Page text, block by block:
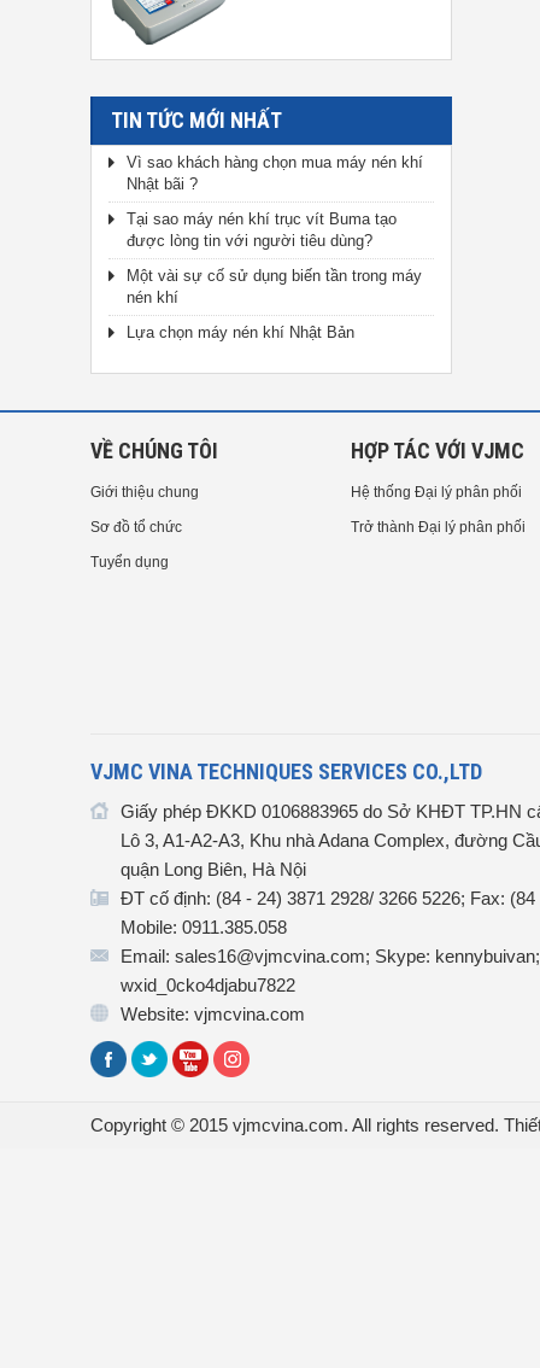
TIN TỨC MỚI NHẤT
Vì sao khách hàng chọn mua máy nén khí
Nhật bãi ?
Tại sao máy nén khí trục vít Buma tạo
được lòng tin với người tiêu dùng?
Một vài sự cố sử dụng biến tần trong máy
nén khí
Lựa chọn máy nén khí Nhật Bản
VỀ CHÚNG TÔI
Giới thiệu chung
Sơ đồ tổ chức
Tuyển dụng
HỢP TÁC VỚI VJMC
Hệ thống Đại lý phân phối
Trở thành Đại lý phân phối
VJMC VINA TECHNIQUES SERVICES CO.,LTD
Giấy phép ĐKKD 0106883965 do Sở KHĐT TP.HN
Lô 3, A1-A2-A3, Khu nhà Adana Complex, đường
quận Long Biên, Hà Nội
ĐT cố định: (84 - 24) 3871 2928/ 3266 5226; Fax:
Mobile: 0911.385.058
Email: sales16@vjmcvina.com; Skype:
wxid_0cko4djabu7822
Website: vjmcvina.com
Copyright © 2015 vjmcvina.com. All rights reserved.